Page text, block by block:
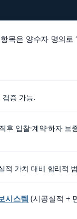
목은 양수자 명의로
증 가능.
입찰·계약·하자 보
적 가치 대비 합리적
시스템 (시공실적 +